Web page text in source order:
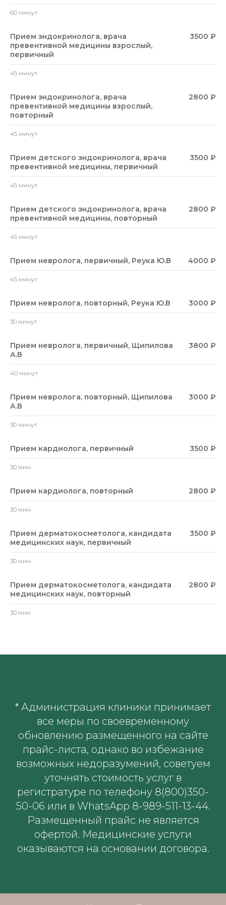
60 минут
Прием эндокринолога, врача
превентивной медицины взрослый,
первичный
3500 ₽
45 минут
Прием эндокринолога, врача
превентивной медицины взрослый,
повторный
2800 ₽
45 минут
Прием детского эндокринолога, врача
превентивной медицины, первичный
3500 ₽
45 минут
Прием детского эндокринолога, врача
превентивной медицины, повторный
2800 ₽
45 минут
Прием невролога, первичный, Реука Ю.В 4000 ₽
45 минут
Прием невролога, повторный, Реука Ю.В 3000 ₽
30 минут
Прием невролога, первичный, Щипилова
А.В
3800 ₽
40 минут
Прием невролога, повторный, Щипилова
А.В
3000 ₽
30 минут
Прием кардиолога, первичный 3500 ₽
30 мин
Прием кардиолога, повторный 2800 ₽
30 мин
Прием дерматокосметолога, кандидата
медицинских наук, первичный
3500 ₽
30 мин
Прием дерматокосметолога, кандидата
медицинских наук, повторный
2800 ₽
30 мин
* Администрация клиники принимает
все меры по своевременному
обновлению размещенного на сайте
прайс-листа, однако во избежание
возможных недоразумений, советуем
уточнять стоимость услуг в
регистратуре по телефону 8(800)350-
50-06 или в WhatsApp 8-989-511-13-44.
Размещенный прайс не является
офертой. Медицинские услуги
оказываются на основании договора.